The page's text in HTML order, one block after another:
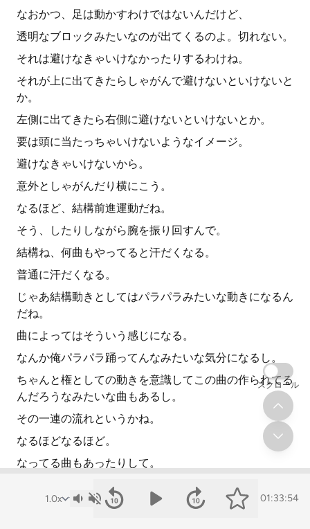
なおかつ、足は動かすわけではないんだけど、
透明なブロックみたいなのが出てくるのよ。切れない。
それは避けなきゃいけなかったりするわけね。
それが上に出てきたらしゃがんで避けないといけないと
か。
左側に出てきたら右側に避けないといけないとか。
要は頭に当たっちゃいけないようなイメージ。
避けなきゃいけないから。
意外としゃがんだり横にこう。
なるほど、結構前進運動だね。
そう、したりしながら腕を振り回すんで。
結構ね、何曲もやってると汗だくなる。
普通に汗だくなる。
じゃあ結構動きとしてはパラパラみたいな動きになるん
だね。
曲によってはそういう感じになる。
なんか俺パラパラ踊ってんなみたいな気分になるし。
ちゃんと権としての動きを意識してこの曲の作られてる
んだろうなみたいな曲もあるし。
その一連の流れというかね。
なるほどなるほど。
なってる曲もあったりして。
とても楽しいですね。最近毎日やってますね。
で、やって両手を振り回して。
01:33:54
スクロール